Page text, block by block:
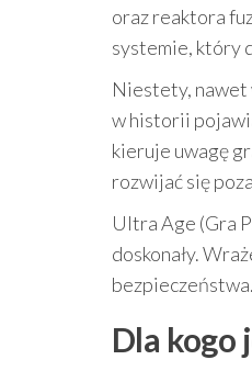
oraz reaktora
systemie, który
Niestety, nawet
w historii
kieruje uwagę
rozwijać się
Ultra Age (Gra
doskonały.
bezpieczeństwa.
Dla kogo